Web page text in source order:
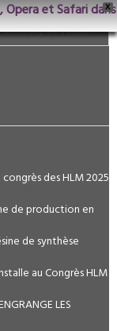
X
et Safari dans
des HLM 2025
de production en
de synthèse
au Congrès HLM
LES